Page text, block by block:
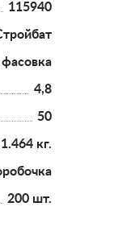
115940
4,8
50
1.464 кг.
200 шт.